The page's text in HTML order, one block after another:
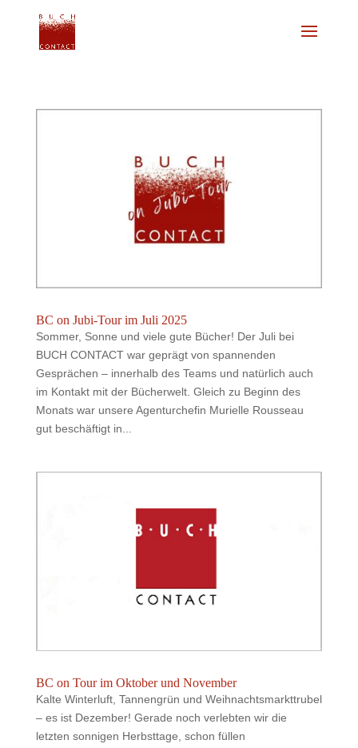
BC on Jubi-Tour im Juli 2025
Sommer, Sonne und viele gute Bücher! Der Juli bei
BUCH CONTACT war geprägt von spannenden
Gesprächen – innerhalb des Teams und natürlich auch
im Kontakt mit der Bücherwelt. Gleich zu Beginn des
Monats war unsere Agenturchefin Murielle Rousseau
gut beschäftigt in...
BC on Tour im Oktober und November
Kalte Winterluft, Tannengrün und Weihnachtsmarkttrubel
– es ist Dezember! Gerade noch verlebten wir die
letzten sonnigen Herbsttage, schon füllen